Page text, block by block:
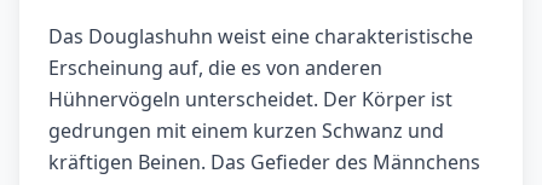
Das Douglashuhn weist eine charakteristische
Erscheinung auf, die es von anderen
Hühnervögeln unterscheidet. Der Körper ist
gedrungen mit einem kurzen Schwanz und
kräftigen Beinen. Das Gefieder des Männchens